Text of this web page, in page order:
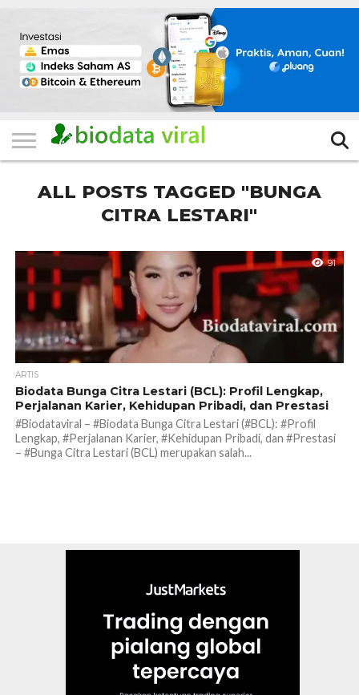
HOME
FILTER
KATEGORI
IKLAN
GRATIS
TERVIRAL
TRADING
KOMUNITAS
BERITA
BISNIS
LAINNYA
ALL POSTS TAGGED "BUNGA
CITRA LESTARI"
91
ARTIS
Biodata Bunga Citra Lestari (BCL): Profil Lengkap,
Perjalanan Karier, Kehidupan Pribadi, dan Prestasi
#Biodataviral – #Biodata Bunga Citra Lestari (#BCL): #Profil
Lengkap, #Perjalanan Karier, #Kehidupan Pribadi, dan #Prestasi
– #Bunga Citra Lestari (BCL) merupakan salah...